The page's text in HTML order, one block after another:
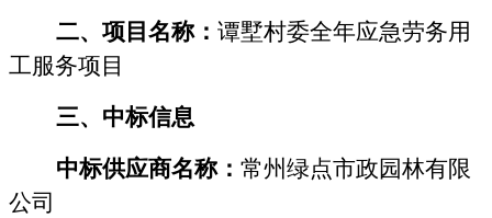
二、项目名称： 谭墅村委全年应急劳务用
工服务项目
三、 中标信息
中标供应商名称： 常州绿点市政园林有限
公司